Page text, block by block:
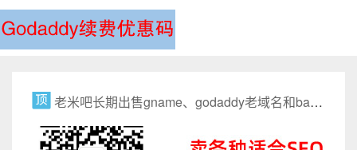
老米吧长期出售gname、godaddy老域名和ba域名，适合seo